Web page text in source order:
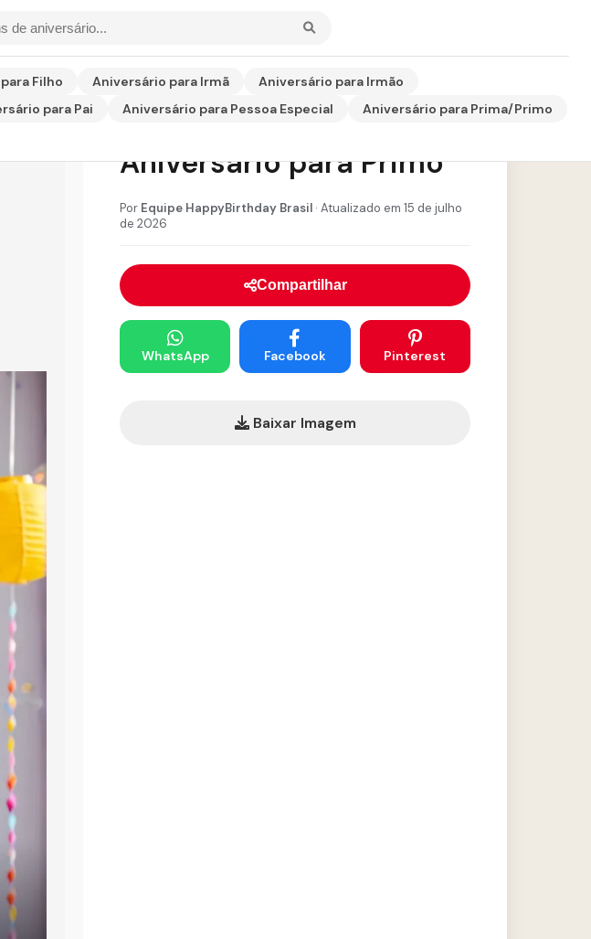
Filho Aniversário para Irmã
Aniversário para Irmão
para Pai Aniversário para Pessoa Especial
Aniversário para Prima/Primo
Cartão Virtual de
Aniversário para Primo
Por Equipe HappyBirthday Brasil · Atualizado em 15 de julho
de 2026
Compartilhar
WhatsApp Facebook Pinterest
Baixar Imagem